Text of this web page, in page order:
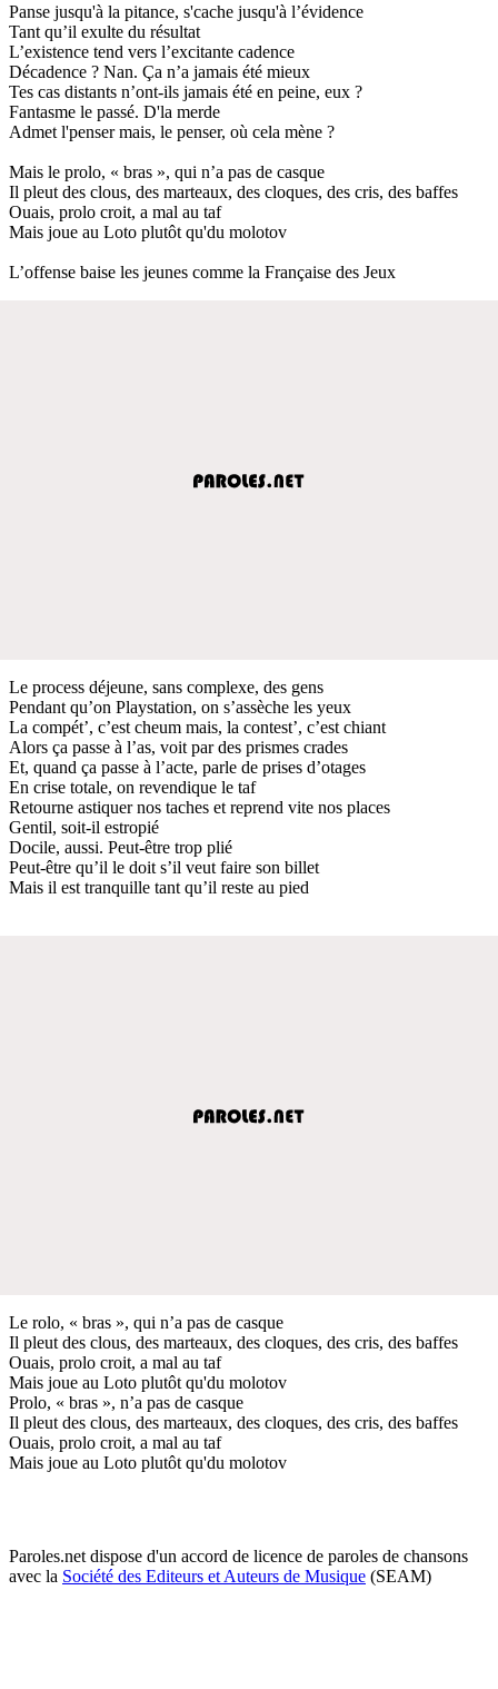
Panse jusqu'à la pitance, s'cache jusqu'à l’évidence
Tant qu’il exulte du résultat
L’existence tend vers l’excitante cadence
Décadence ? Nan. Ça n’a jamais été mieux
Tes cas distants n’ont-ils jamais été en peine, eux ?
Fantasme le passé. D'la merde
Admet l'penser mais, le penser, où cela mène ?
Mais le prolo, « bras », qui n’a pas de casque
Il pleut des clous, des marteaux, des cloques, des cris, des baffes
Ouais, prolo croit, a mal au taf
Mais joue au Loto plutôt qu'du molotov
L’offense baise les jeunes comme la Française des Jeux
Le process déjeune, sans complexe, des gens
Pendant qu’on Playstation, on s’assèche les yeux
La compét’, c’est cheum mais, la contest’, c’est chiant
Alors ça passe à l’as, voit par des prismes crades
Et, quand ça passe à l’acte, parle de prises d’otages
En crise totale, on revendique le taf
Retourne astiquer nos taches et reprend vite nos places
Gentil, soit-il estropié
Docile, aussi. Peut-être trop plié
Peut-être qu’il le doit s’il veut faire son billet
Mais il est tranquille tant qu’il reste au pied
Le rolo, « bras », qui n’a pas de casque
Il pleut des clous, des marteaux, des cloques, des cris, des baffes
Ouais, prolo croit, a mal au taf
Mais joue au Loto plutôt qu'du molotov
Prolo, « bras », n’a pas de casque
Il pleut des clous, des marteaux, des cloques, des cris, des baffes
Ouais, prolo croit, a mal au taf
Mais joue au Loto plutôt qu'du molotov
Paroles.net dispose d'un accord de licence de paroles de chansons
avec la Société des Editeurs et Auteurs de Musique (SEAM)